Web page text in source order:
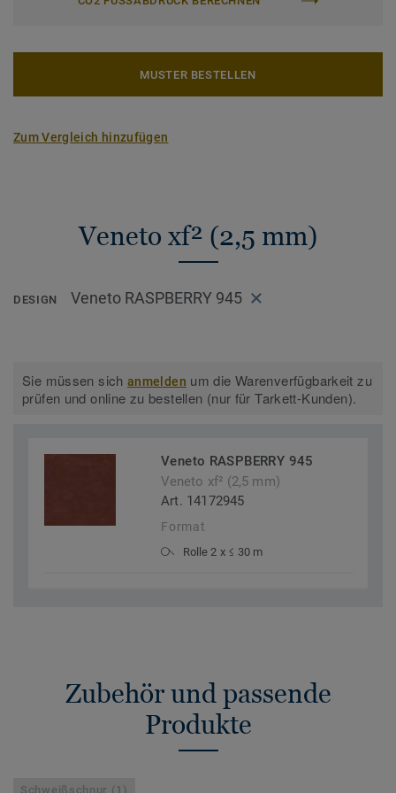
MUSTER BESTELLEN
Zum Vergleich hinzufügen
Veneto xf² (2,5 mm)
DESIGN Veneto RASPBERRY 945
Sie müssen sichanmelden um die Warenverfügbarkeit zu
prüfen und online zu bestellen (nur für Tarkett-Kunden).
Veneto RASPBERRY 945
Veneto xf² (2,5 mm)
Art. 14172945
Format
Rolle 2 x ≤ 30 m
Zubehör und passende
Produkte
Schweißschnur (1)